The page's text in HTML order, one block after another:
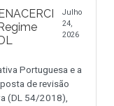
Julho
24,
2026
Portuguesa e a
de revisão
(DL 54/2018),